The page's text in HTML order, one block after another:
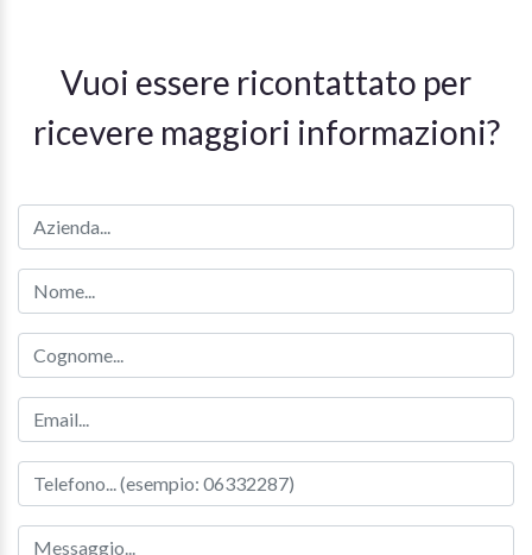
Vuoi essere ricontattato per
ricevere maggiori informazioni?
Azienda
Nome
Cognome
Email
Telefono